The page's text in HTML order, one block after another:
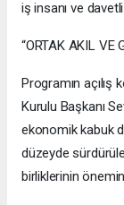
iş insanı ve davetli
“ORTAK AKIL VE
Programın açılış
Kurulu Başkanı
ekonomik kabuk
düzeyde
birliklerinin